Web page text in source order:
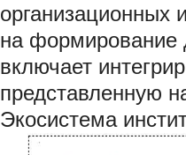
организационных
на
включает
представленную
Экосистема